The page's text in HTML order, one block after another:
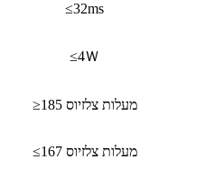
≤32ms
≤4Ｗ
≥185 מעלות צלזיוס
≤167 מעלות צלזיוס